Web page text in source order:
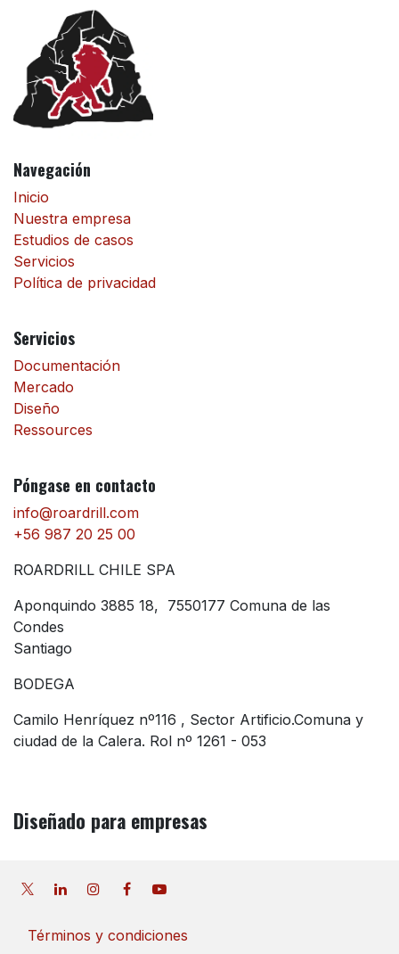
Navegación
Inicio
Nuestra empresa
Estudios de casos
Servicios
Política de privacidad
Servicios
Documentación
Mercado
Diseño
Ressources
Póngase en contacto
info@roardrill.com
+56 987 20 25 00
ROARDRILL CHILE SPA
Aponquindo 3885 18, 7550177 Comuna de las
Condes
Santiago
BODEGA
Camilo Henríquez nº116 , Sector Artificio.Comuna y
ciudad de la Calera. Rol nº 1261 - 053
Diseñado para empresas
Términos y condiciones